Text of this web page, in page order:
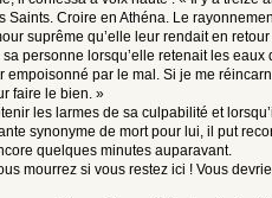
Saints. Croire en Athéna. Le
suprême qu’elle leur rendait en
sa personne lorsqu’elle retenait les
par le mal. Si je me
faire le bien. »
les larmes de sa culpabilité et
synonyme de mort pour lui, il put
quelques minutes auparavant.
mourrez si vous restez ici ! Vous